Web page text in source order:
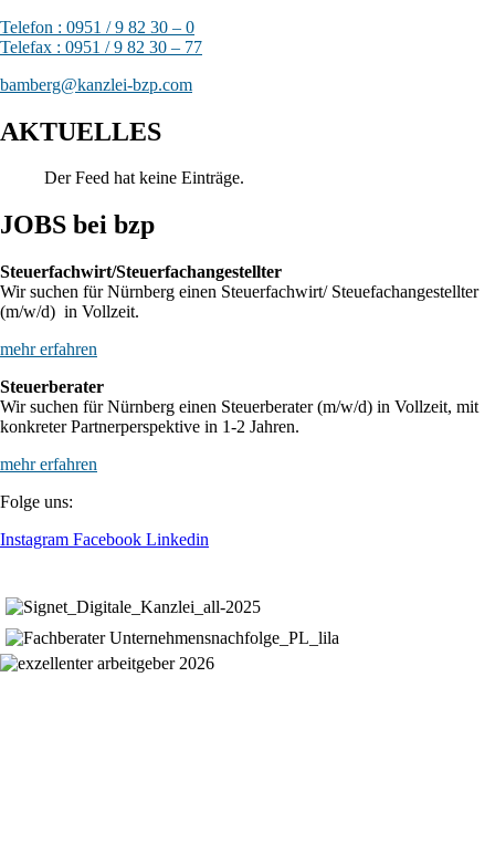
Telefon : 0951 / 9 82 30 – 0
Telefax : 0951 / 9 82 30 – 77
bamberg@kanzlei-bzp.com
AKTUELLES
Der Feed hat keine Einträge.
JOBS bei bzp
Steuerfachwirt/Steuerfachangestellter
Wir suchen für Nürnberg einen Steuerfachwirt/ Steuefachangestellter
(m/w/d) in Vollzeit.
mehr erfahren
Steuerberater
Wir suchen für Nürnberg einen Steuerberater (m/w/d) in Vollzeit, mit
konkreter Partnerperspektive in 1-2 Jahren.
mehr erfahren
Folge uns:
Instagram Facebook Linkedin